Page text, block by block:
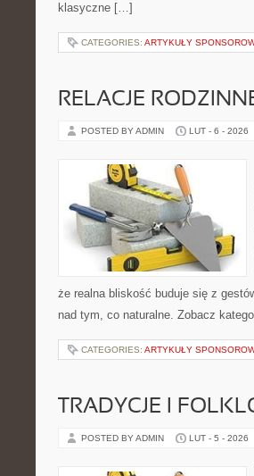
klasyczne […]
CATEGORIES: ARTYKUŁY
RELACJE
POSTED BY ADMIN LUT - 6 - 2026
że realna bliskość buduje się z
nad tym, co naturalne. Zobacz
CATEGORIES: ARTYKUŁY
TRADYCJE I
POSTED BY ADMIN LUT - 5 - 2026